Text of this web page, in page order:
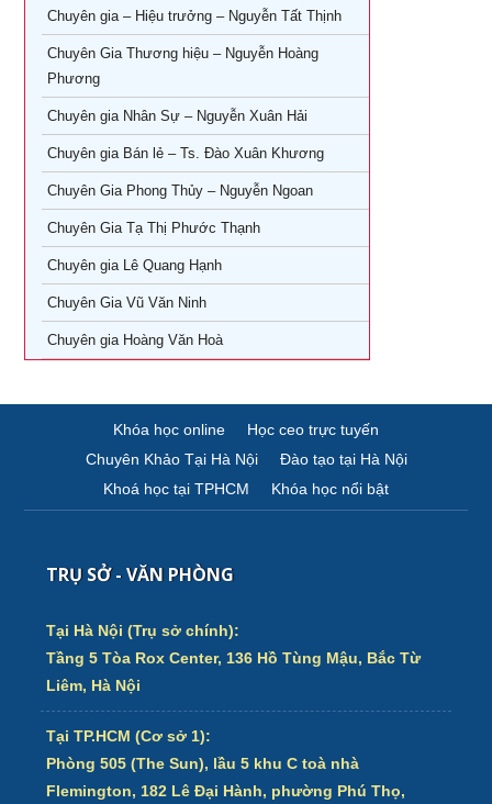
Khóa Học KOC PRO – Kiếm tiền từ làm video review sản
phẩm
Khóa Học CEO – Giám Đốc Điều Hành tại TPHCM
Khóa Học Giám Đốc Tài Chính tại TPHCM
Khóa học Giám Đốc Nhân Sự tại TPHCM
Khoá Học Giám Đốc Kinh Doanh tại TPHCM
Khóa học giám đốc Marketing tại TPHCM
Khóa học giám đốc sản xuất tại tpHCM
Chuyên gia – Hiệu trưởng – Nguyễn Tất Thịnh
Chuyên Gia Thương hiệu – Nguyễn Hoàng
Phương
Chuyên gia Nhân Sự – Nguyễn Xuân Hải
Chuyên gia Bán lẻ – Ts. Đào Xuân Khương
Chuyên Gia Phong Thủy – Nguyễn Ngoan
Chuyên Gia Tạ Thị Phước Thạnh
Chuyên gia Lê Quang Hạnh
Chuyên Gia Vũ Văn Ninh
Chuyên gia Hoàng Văn Hoà
Khóa học online
Học ceo trực tuyến
Chuyên Khảo Tại Hà Nội
Đào tạo tại Hà Nội
Khoá học tại TPHCM
Khóa học nổi bật
TRỤ SỞ - VĂN PHÒNG
Tại Hà Nội (Trụ sở chính):
Tầng 5 Tòa Rox Center, 136 Hồ Tùng Mậu, Bắc Từ
Liêm, Hà Nội
Tại TP.HCM (Cơ sở 1):
Phòng 505 (The Sun), lầu 5 khu C toà nhà
Flemington, 182 Lê Đại Hành, phường Phú Thọ,